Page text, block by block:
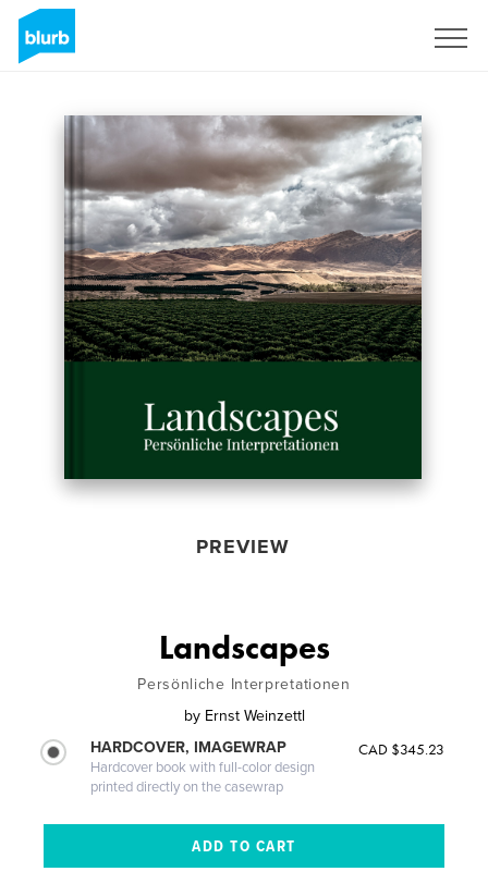
PREVIEW
Landscapes
Persönliche Interpretationen
by Ernst Weinzettl
HARDCOVER, IMAGEWRAP
Hardcover book with full-color design
printed directly on the casewrap
CAD $345.23